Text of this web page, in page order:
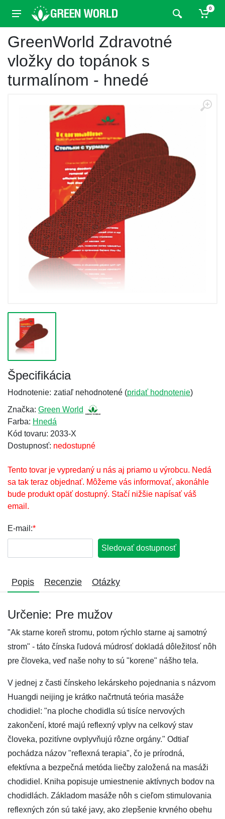
0
GreenWorld Zdravotné
vložky do topánok s
turmalínom - hnedé
Špecifikácia
Hodnotenie: zatiaľ nehodnotené (pridať hodnotenie)
Značka: Green World
Farba: Hnedá
Kód tovaru: 2033-X
Dostupnosť: nedostupné
Tento tovar je vypredaný u nás aj priamo u výrobcu. Nedá
sa tak teraz objednať. Môžeme vás informovať, akonáhle
bude produkt opäť dostupný. Stačí nižšie napísať váš
email.
E-mail:*
Sledovať dostupnosť
Popis Recenzie Otázky
Určenie: Pre mužov
"Ak starne koreň stromu, potom rýchlo starne aj samotný
strom" - táto čínska ľudová múdrosť dokladá dôležitosť nôh
pre človeka, veď naše nohy to sú "korene" nášho tela.
V jednej z časti čínskeho lekárskeho pojednania s názvom
Huangdi neijing je krátko načrtnutá teória masáže
chodidiel: "na ploche chodidla sú tisíce nervových
zakončení, ktoré majú reflexný vplyv na celkový stav
človeka, pozitívne ovplyvňujú rôzne orgány." Odtiaľ
pochádza názov "reflexná terapia", čo je prírodná,
efektívna a bezpečná metóda liečby založená na masáži
chodidiel. Kniha popisuje umiestnenie aktívnych bodov na
chodidlách. Základom masáže nôh s cieľom stimulovania
reflexných zón sú také javy, ako zlepšenie krvného obehu